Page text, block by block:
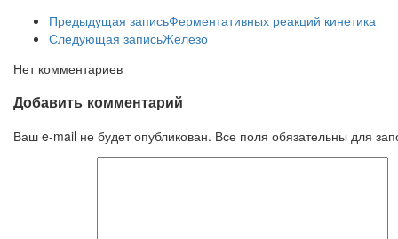
Предыдущая записьФерментативных реакций кинетика
Следующая записьЖелезо
Нет комментариев
Добавить комментарий
Ваш e-mail не будет опубликован. Все поля обязательны для